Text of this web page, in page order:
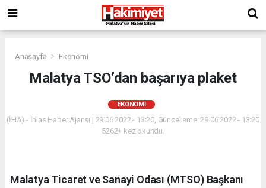
Anasayfa Ekonomi
Malatya TSO’dan başarıya plaket
EKONOMI
(İHA) - İhlas Haber Ajansı | 29.06.2022 - 13:20, Güncelleme: 29.06.2022 - 13:20
5262+ kez okundu.
Malatya Ticaret ve Sanayi Odası (MTSO) Başkanı